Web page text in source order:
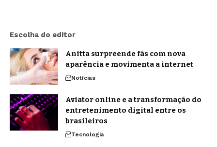
Escolha do editor
Anitta surpreende fãs com nova
aparência e movimenta a internet
Notícias
Aviator online e a transformação do
entretenimento digital entre os
brasileiros
Tecnologia